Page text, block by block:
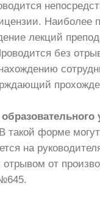
Наиболее
лекций
без
такой форме
на
от